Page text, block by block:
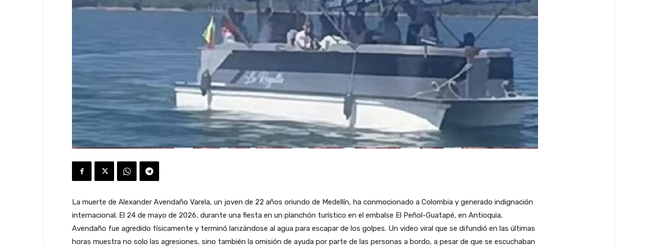
La muerte de Alexander Avendaño Varela, un joven de 22 años oriundo de Medellín, ha conmocionado a Colombia y generado indignación
internacional. El 24 de mayo de 2026, durante una fiesta en un planchón turístico en el embalse El Peñol-Guatapé, en Antioquia,
Avendaño fue agredido físicamente y terminó lanzándose al agua para escapar de los golpes. Un video viral que se difundió en las últimas
horas muestra no solo las agresiones, sino también la omisión de ayuda por parte de las personas a bordo, a pesar de que se escuchaban